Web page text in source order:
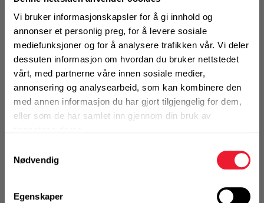
Vi bruker informasjonskapsler for å gi innhold og
annonser et personlig preg, for å levere sosiale
mediefunksjoner og for å analysere trafikken vår. Vi deler
dessuten informasjon om hvordan du bruker nettstedet
vårt, med partnerne våre innen sosiale medier,
annonsering og analysearbeid, som kan kombinere den
med annen informasjon du har gjort tilgjengelig for dem,
eller som de har samlet inn gjennom din bruk av
Nødvendig
Egenskaper
Art.nr. 124942134
Beslagskrue Motek 4,2x13 rustfri A2 hvit
For feste av beslag til sandwichelement
Diameter (mm)
4,2
Lengde (mm)
Bits type
TX 20
På nettlager